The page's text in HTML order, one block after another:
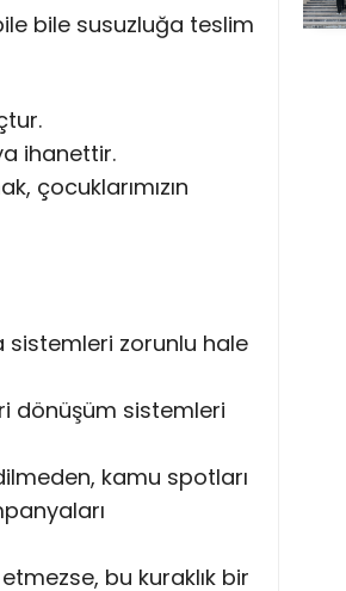
bile susuzluğa teslim
ihanettir.
çocuklarımızın
zorunlu hale
dönüşüm sistemleri
kamu spotları
bu kuraklık bir